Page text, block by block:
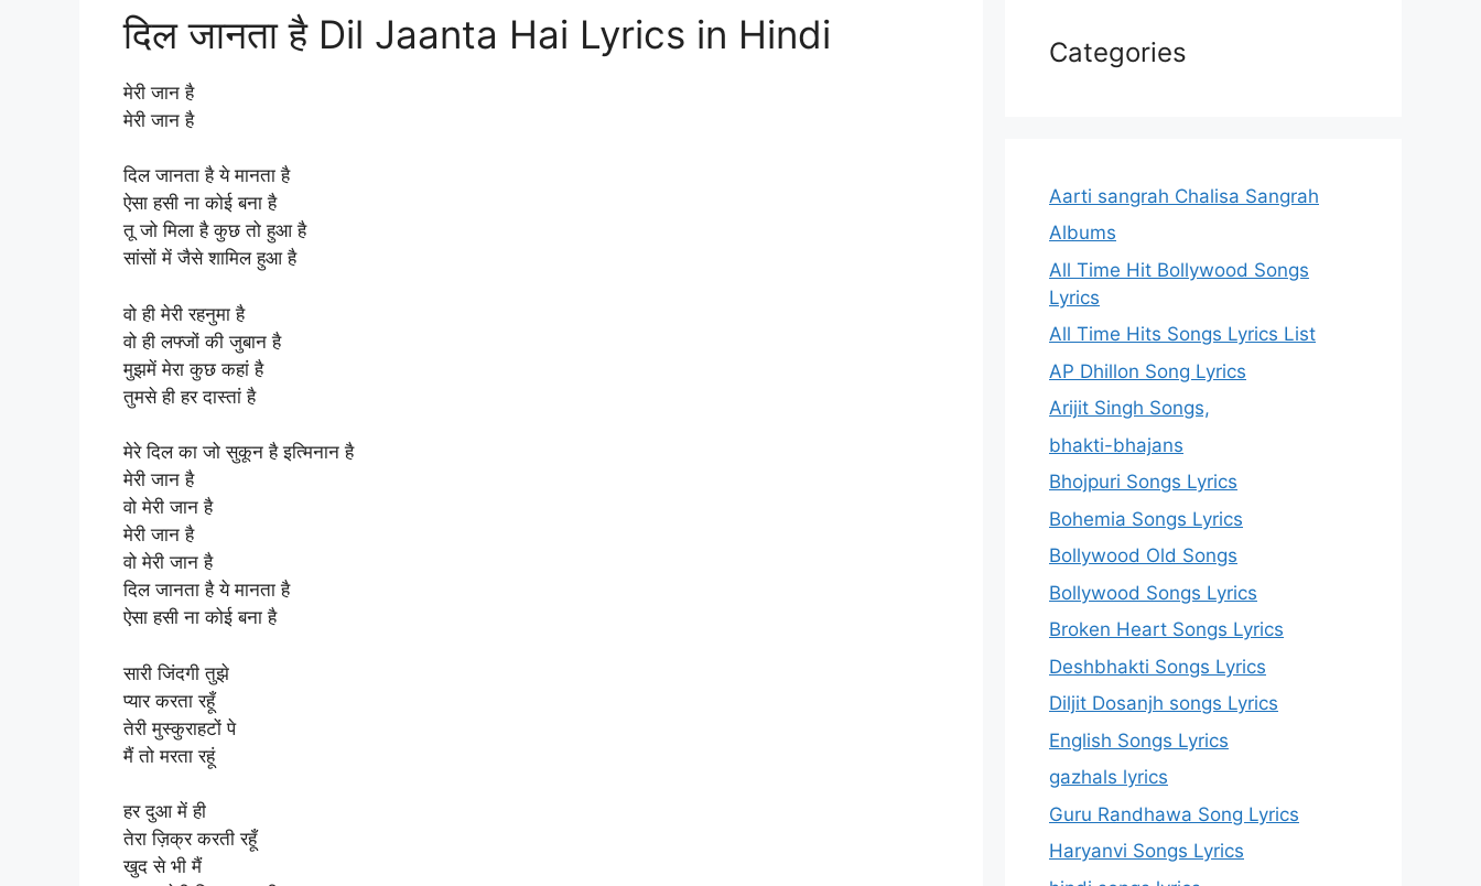
दिल जानता है Dil Jaanta Hai Lyrics in Hindi
मेरी जान है
मेरी जान है
दिल जानता है ये मानता है
ऐसा हसी ना कोई बना है
तू जो मिला है कुछ तो हुआ है
सांसों में जैसे शामिल हुआ है
वो ही मेरी रहनुमा है
वो ही लफ्जों की जुबान है
मुझमें मेरा कुछ कहां है
तुमसे ही हर दास्तां है
मेरे दिल का जो सुकून है इत्मिनान है
मेरी जान है
वो मेरी जान है
मेरी जान है
वो मेरी जान है
दिल जानता है ये मानता है
ऐसा हसी ना कोई बना है
सारी जिंदगी तुझे
प्यार करता रहूँ
तेरी मुस्कुराहटों पे
मैं तो मरता रहूं
हर दुआ में ही
तेरा ज़िक्र करती रहूँ
खुद से भी मैं
Categories
Aarti sangrah Chalisa Sangrah
Albums
All Time Hit Bollywood Songs
Lyrics
All Time Hits Songs Lyrics List
AP Dhillon Song Lyrics
Arijit Singh Songs,
bhakti-bhajans
Bhojpuri Songs Lyrics
Bohemia Songs Lyrics
Bollywood Old Songs
Bollywood Songs Lyrics
Broken Heart Songs Lyrics
Deshbhakti Songs Lyrics
Diljit Dosanjh songs Lyrics
English Songs Lyrics
gazhals lyrics
Guru Randhawa Song Lyrics
Haryanvi Songs Lyrics